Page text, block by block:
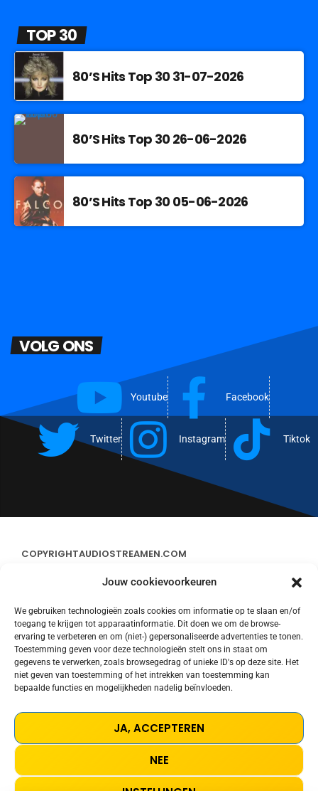
Jouw cookievoorkeuren
We gebruiken technologieën zoals cookies om informatie op te slaan en/of
toegang te krijgen tot apparaatinformatie. Dit doen we om de browse-
ervaring te verbeteren en om (niet-) gepersonaliseerde advertenties te tonen.
Toestemming geven voor deze technologieën stelt ons in staat om
gegevens te verwerken, zoals browsegedrag of unieke ID's op deze site. Het
niet geven van toestemming of het intrekken van toestemming kan
bepaalde functies en mogelijkheden nadelig beïnvloeden.
JA, ACCEPTEREN
NEE
TOP 30
80’S Hits Top 30 31-07-2026
80’S Hits Top 30 26-06-2026
80’S Hits Top 30 05-06-2026
VOLG ONS
Youtube Facebook
Twitter Instagram Tiktok
COPYRIGHTAUDIOSTREAMEN.COM
CONTACT
STREAMS
COOKIE POLICY (EU)
TERMS AND CONDITIONS